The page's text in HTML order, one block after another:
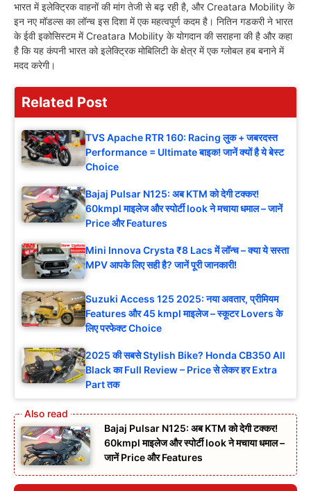
भारत में इलेक्ट्रिक वाहनों की मांग तेजी से बढ़ रही है, और Creatara Mobility के
इन नए मॉडल्स का लॉन्च इस दिशा में एक महत्वपूर्ण कदम है। नितिन गडकरी ने भारत
के ईवी इकोसिस्टम में Creatara Mobility के योगदान की सराहना की है और कहा
है कि यह कंपनी भारत को इलेक्ट्रिक मोबिलिटी के क्षेत्र में एक ग्लोबल हब बनाने में
मदद करेगी।
Related Post
TVS Apache RTR 160: Racing लुक + जबरदस्त
Performance = Ultimate बाइक! जानें क्यों है ये बेस्ट
Choice
Bajaj Pulsar N125: अब KTM को देगी टक्कर!
60kmpl माइलेज और स्पोर्टी look ने मचाया धमाल – जानें
Price और Features
Mini Innova Crysta ₹8 Lacs में लॉन्च – क्या ये सस्ता
MPV आपके लिए सही है? जानें पूरी जानकारी!
Suzuki Access 125 2025: नया अवतार, प्रीमियम
Features और 45 kmpl माइलेज – स्कूटर Lovers के
लिए परफेक्ट Choice
2025 की सबसे Stylish Bike? Honda CB350 All
Black का Full Review – Price से लेकर हर Extra
Part तक
Bajaj Pulsar N125: अब KTM को देगी टक्कर!
60kmpl माइलेज और स्पोर्टी look ने मचाया धमाल –
जानें Price और Features